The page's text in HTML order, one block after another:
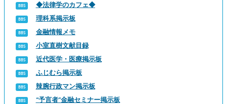
◆法律学のカフェ◆
理科系掲示板
金融情報メモ
小室直樹文献目録
近代医学・医療掲示板
ふじむら掲示板
辣腕行政マン掲示板
“予言者”金融セミナー掲示板